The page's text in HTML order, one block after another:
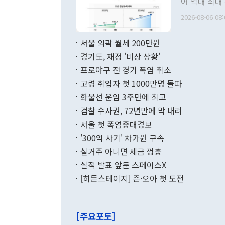
관의 무리한
다. [정동영 통일부 장관이 지난달 23일 오후 서울 종로구 정부서울청사에
무너졌다고
함께 4자 대
"우리의 선
관은 업무
료=한국은행] 한국은행이 6일 발표한 '2026년 6월 국제수지(잠정)'
며 월간 기
196.9% 급
수출은
기록했지만
로 전환됐다.
는 배당수입
2026-08-06
서울 외곽 월세 200만원
경기도, 재정 '비상 상황'
프로야구 전 경기 폭염 취소
고령 취업자 첫 1000만명 돌파
화물선 운임 3주만에 최고
검찰 수사권, 72년만에 막 내려
서울 첫 폭염중대경보
'300억 사기' 차가원 구속
실거주 아니면 세금 껑충
실적 발표 앞둔 스페이스X
[히든스테이지] 즌·오아 첫 도전
[주요포토]